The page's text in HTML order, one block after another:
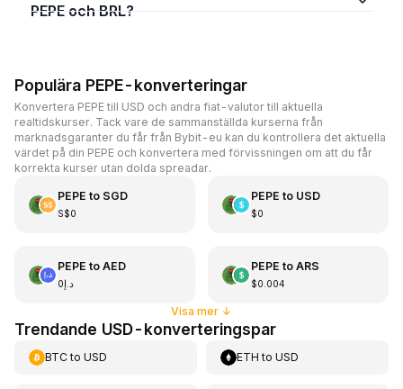
PEPE och BRL?
Populära PEPE-konverteringar
Konvertera PEPE till USD och andra fiat-valutor till aktuella
realtidskurser. Tack vare de sammanställda kurserna från
marknadsgaranter du får från Bybit-eu kan du kontrollera det aktuella
värdet på din PEPE och konvertera med förvissningen om att du får
korrekta kurser utan dolda spreadar.
PEPE to SGD
S$0
PEPE to USD
$0
PEPE to AED
د.إ0
PEPE to ARS
$0.004
Visa mer ↓
Trendande USD-konverteringspar
BTCto USD ETH toUSD